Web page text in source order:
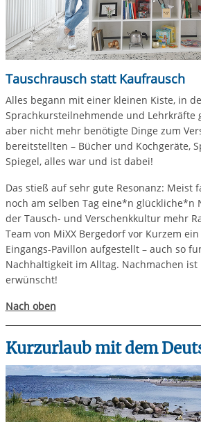
Tauschrausch statt Kaufrausch
Alles begann mit einer kleinen Kiste, in
Sprachkursteilnehmende und Lehrkräfte
aber nicht mehr benötigte Dinge zum
bereitstellten – Bücher und Kochgeräte,
Spiegel, alles war und ist dabei!
Das stieß auf sehr gute Resonanz: Meist
noch am selben Tag eine*n glückliche*n
der Tausch- und Verschenkkultur mehr
Team von MiXX Bergedorf vor Kurzem
Eingangs-Pavillon aufgestellt – auch so
Nachhaltigkeit im Alltag. Nachmachen
erwünscht!
Nach oben
Kurzurlaub mit dem